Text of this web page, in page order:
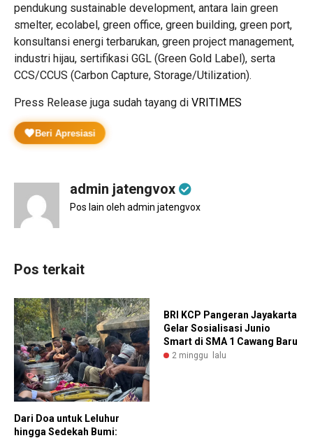
pendukung sustainable development, antara lain green
smelter, ecolabel, green office, green building, green port,
konsultansi energi terbarukan, green project management,
industri hijau, sertifikasi GGL (Green Gold Label), serta
CCS/CCUS (Carbon Capture, Storage/Utilization).
Press Release juga sudah tayang di VRITIMES
Beri Apresiasi
admin jatengvox
Pos lain oleh admin jatengvox
Pos terkait
Dari Doa untuk Leluhur
hingga Sedekah Bumi:
BRI KCP Pangeran Jayakarta
Gelar Sosialisasi Junio
Smart di SMA 1 Cawang Baru
2 minggu lalu